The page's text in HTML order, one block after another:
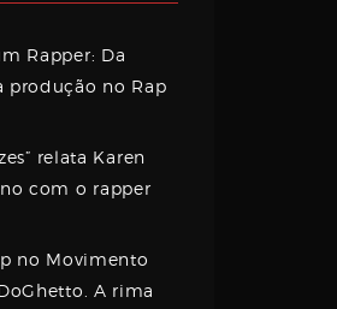
Rapper: Da
produção no Rap
relata Karen
com o rapper
no Movimento
A rima